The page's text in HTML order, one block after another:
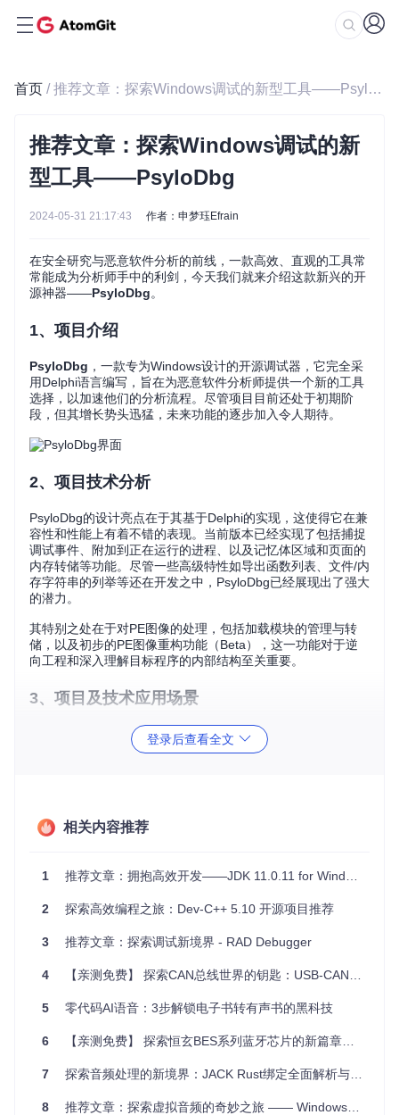
首页 / 推荐文章：探索Windows调试的新型工具——PsyloDbg
推荐文章：探索Windows调试的新
型工具——PsyloDbg
2024-05-31 21:17:43 作者：申梦珏Efrain
在安全研究与恶意软件分析的前线，一款高效、直观的工具常
常能成为分析师手中的利剑，今天我们就来介绍这款新兴的开
源神器——PsyloDbg。
1、项目介绍
PsyloDbg ，一款专为Windows设计的开源调试器，它完全采
用Delphi语言编写，旨在为恶意软件分析师提供一个新的工具
选择，以加速他们的分析流程。尽管项目目前还处于初期阶
段，但其增长势头迅猛，未来功能的逐步加入令人期待。
2、项目技术分析
PsyloDbg的设计亮点在于其基于Delphi的实现，这使得它在兼
容性和性能上有着不错的表现。当前版本已经实现了包括捕捉
调试事件、附加到正在运行的进程、以及记忆体区域和页面的
内存转储等功能。尽管一些高级特性如导出函数列表、文件/内
存字符串的列举等还在开发之中，PsyloDbg已经展现出了强大
的潜力。
其特别之处在于对PE图像的处理，包括加载模块的管理与转
储，以及初步的PE图像重构功能（Beta），这一功能对于逆
向工程和深入理解目标程序的内部结构至关重要。
3、项目及技术应用场景
对于那些战斗在网络安全第一线的专业人士来说，PsyloDbg是
一个不可多得的助手。无论是快速响应恶意软件攻击，还是进
例如，在反病毒软件开发中，通过API追踪可以揭示潜在的恶
操作工具更是不可或缺。
4、项目特点
友好的用户界面：即使是调试新手，也能轻松驾驭。
高度针对性：专为缩短恶意软件分析时间而生。
核心功能齐全：包括调试事件捕获、进程附件与内存管理。
的功能性。
之一。
PsyloDbg的每一步成长都记录在详细的更新日志中，从初始版
登录后查看全文
相关内容推荐
1 推荐文章：拥抱高效开发——JDK 11.0.11 for Windows 64-bit
2 探索高效编程之旅：Dev-C++ 5.10 开源项目推荐
3 推荐文章：探索调试新境界 - RAD Debugger
4 【亲测免费】 探索CAN总线世界的钥匙：USB-CAN TOOLSetup(V9.12)
5 零代码AI语音：3步解锁电子书转有声书的黑科技
6 【亲测免费】 探索恒玄BES系列蓝牙芯片的新篇章：一键式串口烧录神器
7 探索音频处理的新境界：JACK Rust绑定全面解析与推荐
8 推荐文章：探索虚拟音频的奇妙之旅 —— Windows 10 虚拟音频驱动